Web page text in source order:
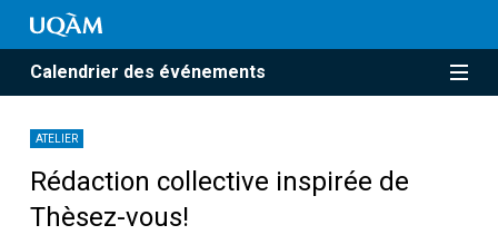
Calendrier des événements
ATELIER
Rédaction collective inspirée de
Thèsez-vous!